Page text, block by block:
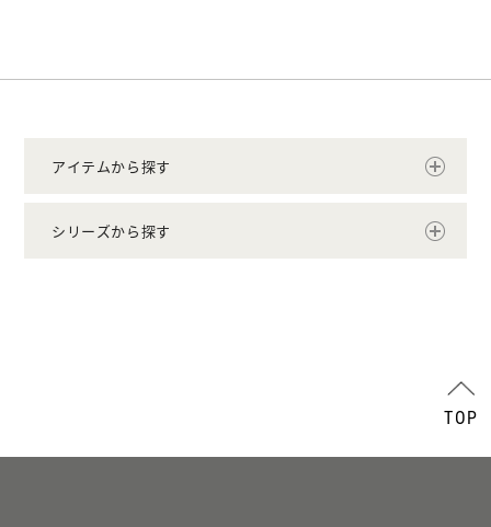
アイテムから探す
シリーズから探す
TOP